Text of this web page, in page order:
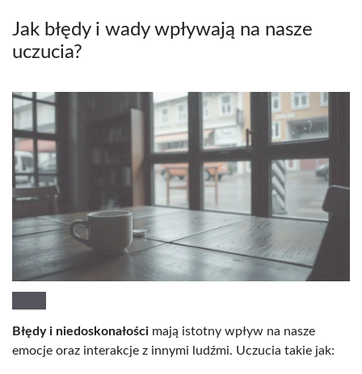
Jak błędy i wady wpływają na nasze
uczucia?
Błędy i niedoskonałości mają istotny wpływ na nasze
emocje oraz interakcje z innymi ludźmi. Uczucia takie jak: